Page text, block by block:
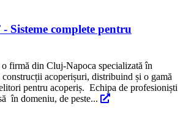
Sisteme complete pentru
firmă din Cluj-Napoca specializată în
acoperișuri, distribuind și o gamă
pentru acoperiș. Echipa de profesioniști
în domeniu, de peste...